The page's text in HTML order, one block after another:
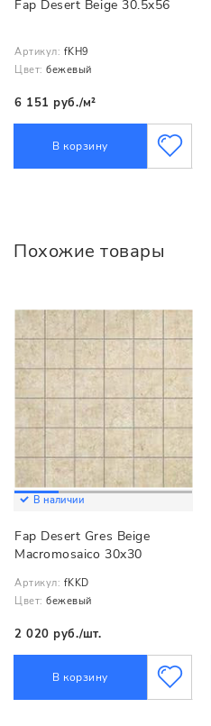
Fap Desert Beige 30.5x56
Артикул: fKH9
Цвет: бежевый
6 151 руб./м²
В корзину
Похожие товары
В наличии
Fap Desert Gres Beige
Macromosaico 30x30
Артикул: fKKD
Цвет: бежевый
2 020 руб./шт.
В корзину